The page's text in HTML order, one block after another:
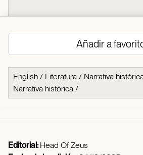
Añadir a
English / Literatura / Narrativa
Narrativa histórica /
Editorial:Head Of Zeus